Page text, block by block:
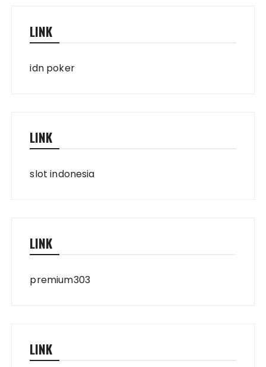
LINK
idn poker
LINK
slot indonesia
LINK
premium303
LINK